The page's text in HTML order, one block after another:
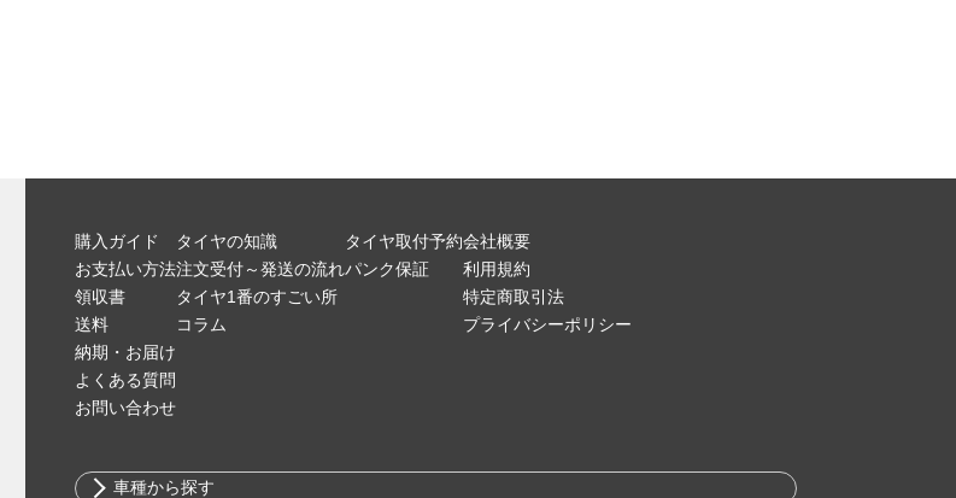
購入ガイド
お支払い方法
領収書
送料
納期・お届け
よくある質問
お問い合わせ
タイヤの知識
注文受付～発送の流れ
タイヤ1番のすごい所
コラム
タイヤ取付予約
パンク保証
会社概要
利用規約
特定商取引法
プライバシーポリシー
車種から探す